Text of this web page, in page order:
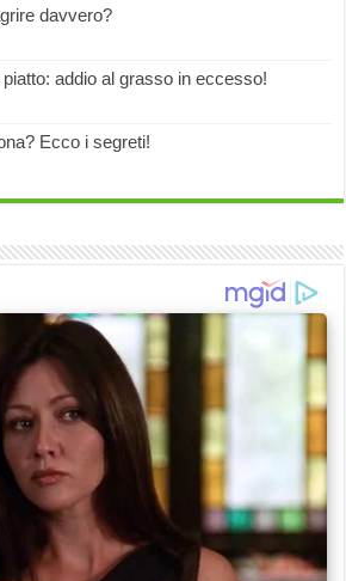
davvero?
addio al grasso in eccesso!
Ecco i segreti!